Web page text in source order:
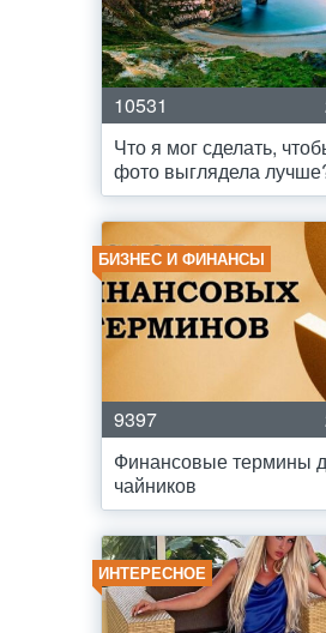
10531
Что я мог сделать,
фото выглядела
БИЗНЕС И ФИНАНСЫ
9397
Финансовые термины
чайников
ИНТЕРЕСНОЕ